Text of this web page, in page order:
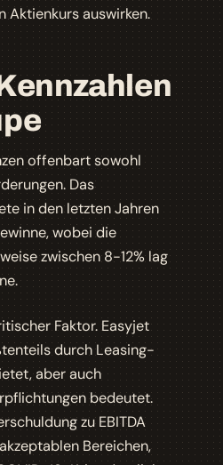
auswirken.
offenbart sowohl
Das
in den letzten Jahren
wobei die
zwischen 8-12% lag
Faktor. Easyjet
durch Leasing-
aber auch
bedeutet.
zu EBITDA
Bereichen,